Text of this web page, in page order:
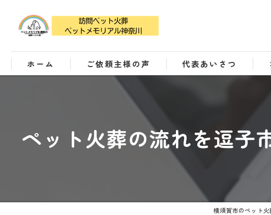
ホーム ご依頼主様の声 代表あいさつ
ペット火葬の流れを逗子
横須賀市のペット